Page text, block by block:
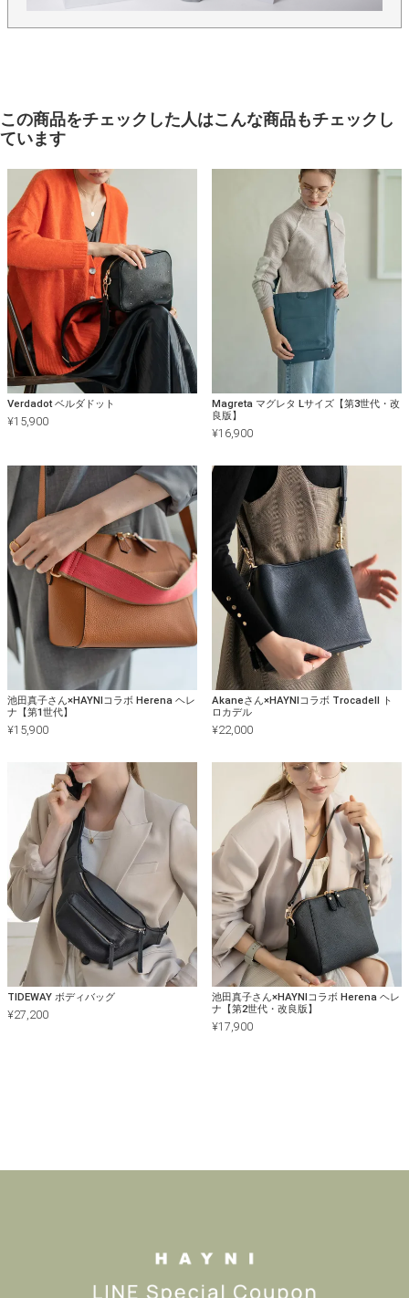
この商品をチェックした人はこんな商品もチェックし
ています
Verdadot ベルダドット
¥15,900
Magreta マグレタ Lサイズ【第3世代・改
良版】
¥16,900
池田真子さん×HAYNIコラボ Herena ヘレ
ナ【第1世代】
¥15,900
Akaneさん×HAYNIコラボ Trocadell ト
ロカデル
¥22,000
TIDEWAY ボディバッグ
¥27,200
池田真子さん×HAYNIコラボ Herena ヘレ
ナ【第2世代・改良版】
¥17,900